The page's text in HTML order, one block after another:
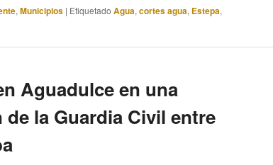
, Municipios | Etiquetado Agua, cortes agua, Estepa,
Aguadulce en una
la Guardia Civil entre